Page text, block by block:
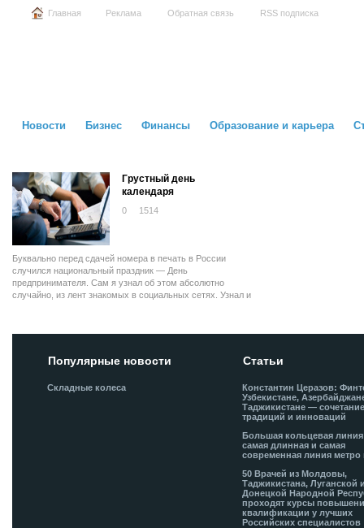
Главная Реклама Обратная связь RSS подписка
Новости Бизнес Финансы Образование и карьера
Грустный день
календаря
0 1514
Буквально перед сдачей номера в печать в России
случился национальный праздник — День
предпринимателя. Сам я узнал об этом абсолютно
случайно, из лент знакомых в социальных сетях. Узнал и
Популярные новости
Складные колеса
Статьи
Константин Церазов:
Узбекистане,
Таджикистане —
традиций и инноваций
Большая кольцевая
самая длинная и самая
современная линия метро
50 Врачей из Молдовы,
Таджикистана, Луганской
Донецкой Народной
проходят курсы
квалификации у лучших
Российских специалистов